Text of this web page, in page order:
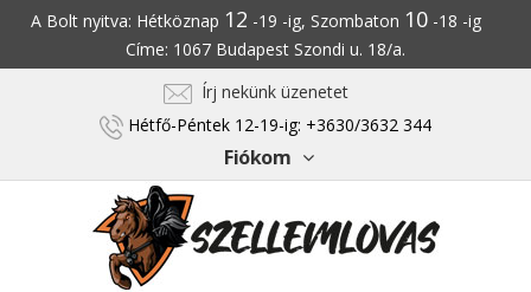
A Bolt nyitva: Hétköznap 12 -19 -ig, Szombaton 10-18 -ig
Címe: 1067 Budapest Szondi u. 18/a.
Írj nekünk üzenetet
Hétfő-Péntek 12-19-ig: +3630/3632 344
Fiókom